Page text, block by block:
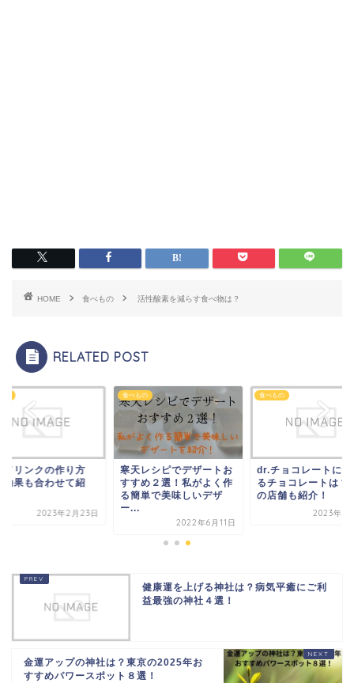
HOME 食べもの 活性酸素を減らす食べ物は？
RELATED POST
ドリンクの作り方
効果も合わせて紹
2023年2月23日
食べもの
寒天レシピでデザートお
すすめ２選！私がよく作
る簡単で美味しいデザ
ー...
2022年6月11日
食べもの
dr.チョコレートに出
るチョコレートは？
の店舗も紹介！
2023年5
健康運を上げる神社は？病気平癒にご利
益最強の神社４選！
金運アップの神社は？東京の2025年お
すすめパワースポット８選！